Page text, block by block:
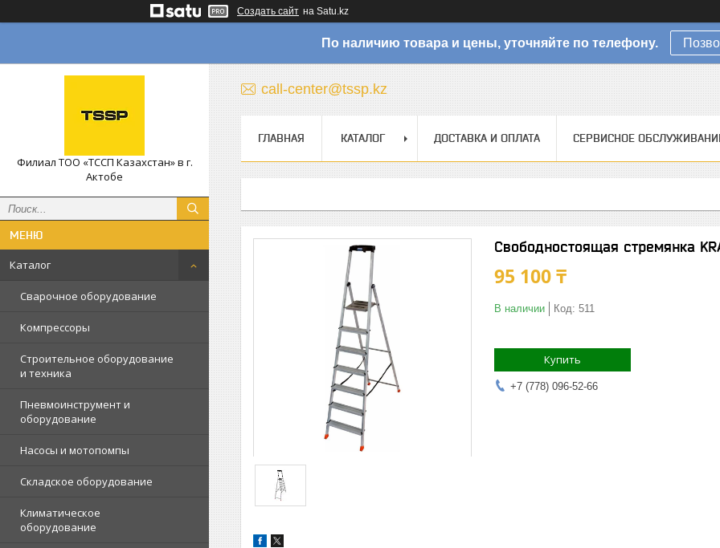
Создать сайт на Satu.kz
По наличию товара и цены, уточняйте по телефону.
Филиал ТОО «ТССП Казахстан» в г.
Актобе
Каталог
Сварочное оборудование
Компрессоры
Строительное оборудование
и техника
Пневмоинструмент и
оборудование
Насосы и мотопомпы
Складское оборудование
Климатическое
оборудование
call-center@tssp.kz
ГЛАВНАЯ КАТАЛОГ ДОСТАВКА И ОПЛАТА СЕРВИСНОЕ
Свободностоящая стремянка
95 100 ₸
В наличии Код: 511
Купить
+7 (778) 096-52-66